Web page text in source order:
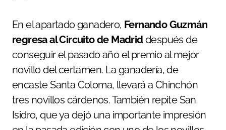
En el apartado ganadero, Fernando Guzmán
regresa al Circuito de Madriddespués de
conseguir el pasado año el premio al mejor
novillo del certamen. La ganadería, de
encaste Santa Coloma, llevará a Chinchón
tres novillos cárdenos. También repite San
Isidro, que ya dejó una importante impresión